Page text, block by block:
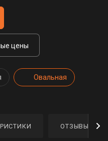
цены
Овальная
ОТЗЫВЫ